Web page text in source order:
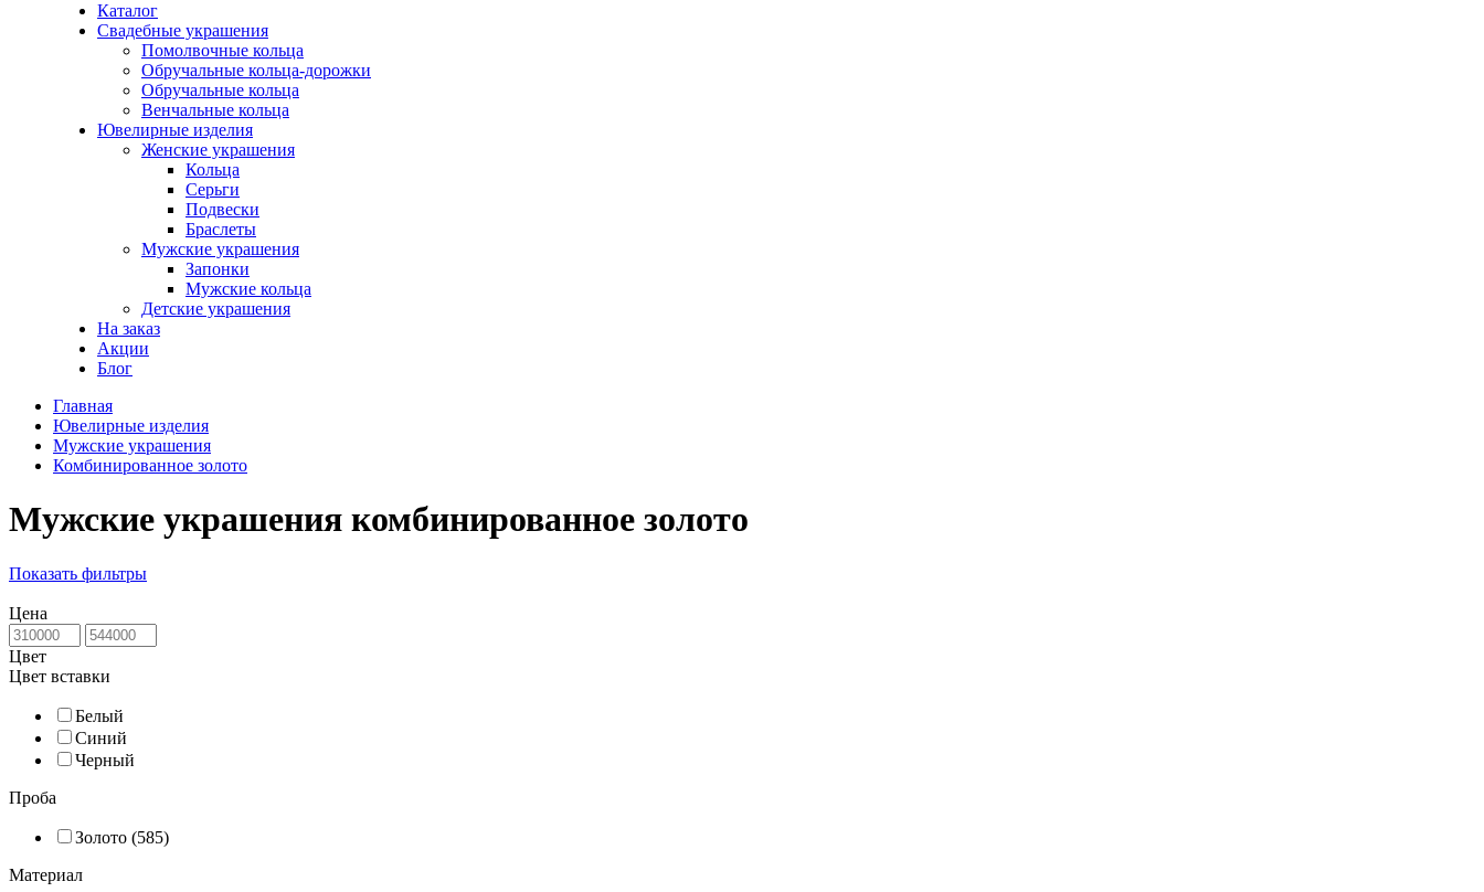
Каталог
Свадебные украшения
Помолвочные кольца
Обручальные кольца-дорожки
Обручальные кольца
Венчальные кольца
Ювелирные изделия
Женские украшения
Кольца
Серьги
Подвески
Браслеты
Мужские украшения
Запонки
Мужские кольца
Детские украшения
На заказ
Акции
Блог
Главная
Ювелирные изделия
Мужские украшения
Комбинированное золото
Мужские украшения комбинированное золото
Показать фильтры
Цена
Цвет
Цвет вставки
Белый
Синий
Черный
Проба
Золото (585)
Материал